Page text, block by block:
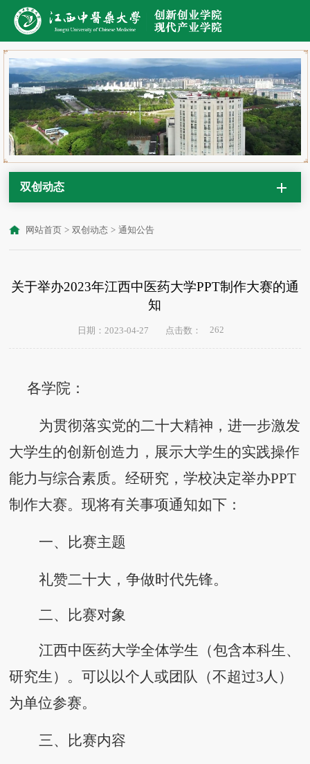
双创动态
网站首页 > 双创动态 > 通知公告
关于举办2023年江西中医药大学PPT制作大赛的通
知
日期：2023-04-27 点击数： 262
各学院：
为贯彻落实党的二十大精神，进一步激发
大学生的创新创造力，展示大学生的实践操作
能力与综合素质。经研究，学校决定举办PPT
制作大赛。现将有关事项通知如下：
一、比赛主题
礼赞二十大，争做时代先锋。
二、比赛对象
江西中医药大学全体学生（包含本科生、
研究生）。可以以个人或团队（不超过3人）
为单位参赛。
三、比赛内容